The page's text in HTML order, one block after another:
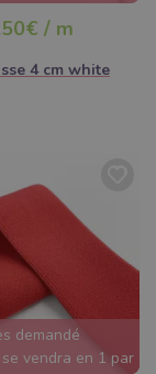
/ m
4 cm white
demandé
vendra en 1 par